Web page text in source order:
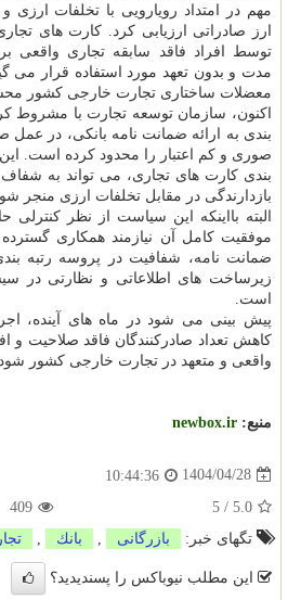
مهم در امتداد رویارویی با تخلفات
ارز صادراتی ارزیابی کرد. کارت های
توسط افراد فاقد سابقه تجاری واقعی
مدت و بدون تعهد مورد استفاده قرار می
معضلات ساختاری تجارت خارجی کشور
اکنون، سازمان توسعه تجارت با مشروط
بندی به ارائه ضمانت نامه بانکی، در عمل
صوری و کم اعتبار را محدود کرده است. این
بندی کارت های تجاری، می تواند به
بازدارندگی در مقابل تخلفات ارزی منجر
البته بااینکه این سیاست از نظر کنترلی
موفقیت کامل آن نیازمند همکاری
ضمانت نامه، شفافیت در پروسه رتبه
زیرساخت های اطلاعاتی و نظارتی در
است.
پیش بینی می شود در ماه های آینده،
کاهش تعداد صادرکنندگان فاقد صلاحیت و
واقعی و متعهد در تجارت خارجی کشور شود.
منبع: newbox.ir
1404/04/28
10:44:36
5.0
/
5
409
تگهای خبر:
بازرگانی بانك
این مطلب نیوباکس را پسندیدید؟